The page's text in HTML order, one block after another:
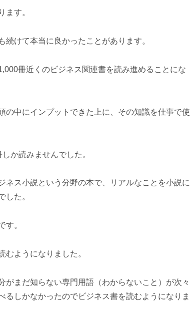
ます。
けて本当に良かったことがあります。
冊近くのビジネス関連書を読み進めることにな
の中にインプットできた上に、その知識を仕事で使
か読みませんでした。
ス小説という分野の本で、リアルなことを小説に
した。
す。
ようになりました。
がまだ知らない専門用語（わからないこと）が次々
しかなかったのでビジネス書を読むようになりま